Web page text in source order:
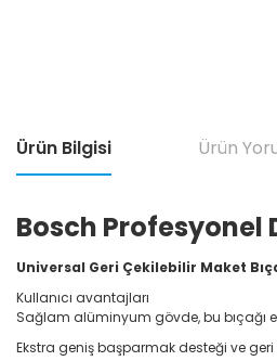
Ürün Bilgisi Ürün
Bosch Profesyonel
Universal Geri Çekilebilir Maket
Kullanıcı avantajları
Sağlam alüminyum gövde, bu bıçağı
Ekstra geniş başparmak desteği ve geri